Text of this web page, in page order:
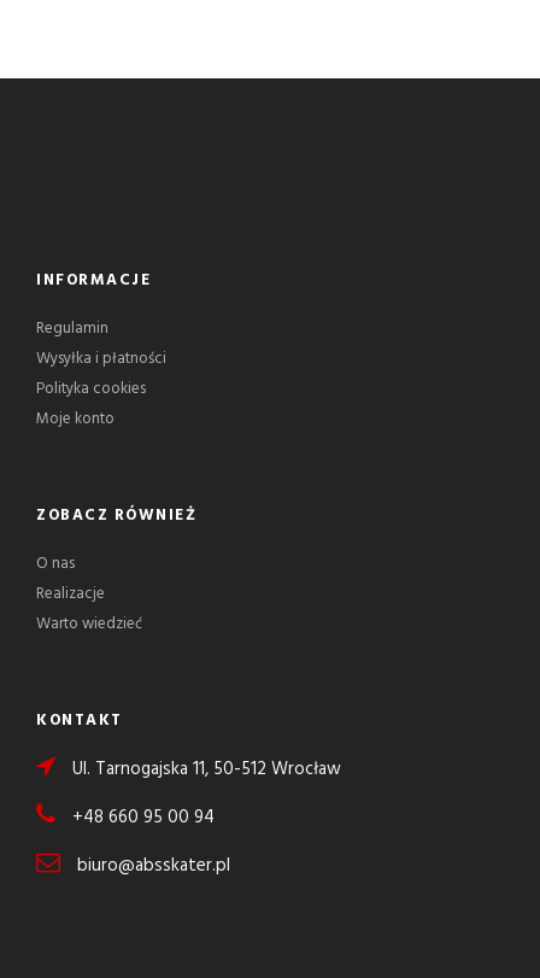
INFORMACJE
Regulamin
Wysyłka i płatności
Polityka cookies
Moje konto
ZOBACZ RÓWNIEŻ
O nas
Realizacje
Warto wiedzieć
KONTAKT
Ul. Tarnogajska 11, 50-512 Wrocław
+48 660 95 00 94
biuro@absskater.pl